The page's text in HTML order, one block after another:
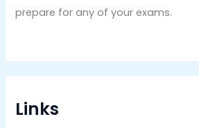
prepare for any of your exams.
Links